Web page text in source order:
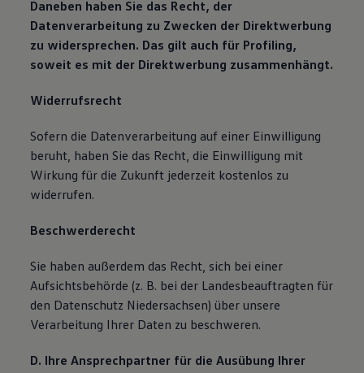
Daneben haben Sie das Recht, der
Datenverarbeitung zu Zwecken der Direktwerbung
zu widersprechen. Das gilt auch für Profiling,
soweit es mit der Direktwerbung zusammenhängt.
Widerrufsrecht
Sofern die Datenverarbeitung auf einer Einwilligung
beruht, haben Sie das Recht, die Einwilligung mit
Wirkung für die Zukunft jederzeit kostenlos zu
widerrufen.
Beschwerderecht
Sie haben außerdem das Recht, sich bei einer
Aufsichtsbehörde (z. B. bei der Landesbeauftragten für
den Datenschutz Niedersachsen) über unsere
Verarbeitung Ihrer Daten zu beschweren.
D. Ihre Ansprechpartner für die Ausübung Ihrer